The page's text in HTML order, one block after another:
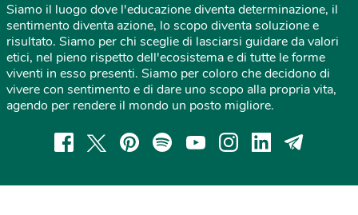
Siamo il luogo dove l'educazione diventa determinazione, il
sentimento diventa azione, lo scopo diventa soluzione e
risultato. Siamo per chi sceglie di lasciarsi guidare da valori
etici, nel pieno rispetto dell'ecosistema e di tutte le forme
viventi in esso presenti. Siamo per coloro che decidono di
vivere con sentimento e di dare uno scopo alla propria vita,
agendo per rendere il mondo un posto migliore.